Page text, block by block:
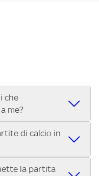
che
me?
vicino a te per
Serie C Sky Wifi, la
League, la UEFA
1®, la MotoGP™ e
di calcio in
mostrano le partite
la partita